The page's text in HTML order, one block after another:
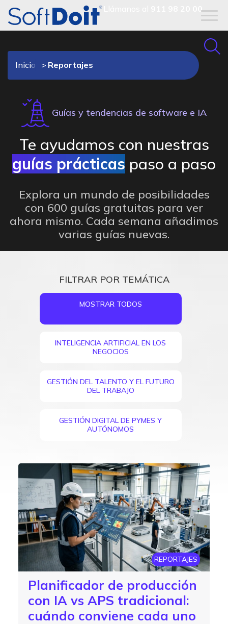
911 98 20 00
Inicio Reportajes
Guías y tendencias de software e IA
Te ayudamos con nuestras
guías prácticas paso a paso
Explora un mundo de posibilidades
con 600 guías gratuitas para ver
ahora mismo. Cada semana añadimos
varias guías nuevas.
FILTRAR POR TEMÁTICA
MOSTRAR TODOS
INTELIGENCIA ARTIFICIAL EN LOS
NEGOCIOS
GESTIÓN DEL TALENTO Y EL FUTURO
DEL TRABAJO
GESTIÓN DIGITAL DE PYMES Y
AUTÓNOMOS
REPORTAJES
Planificador de producción
con IA vs APS tradicional:
cuándo conviene cada uno